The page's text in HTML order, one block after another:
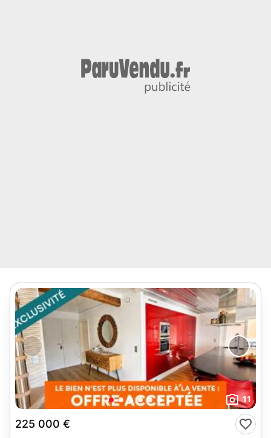
11
225 000 €